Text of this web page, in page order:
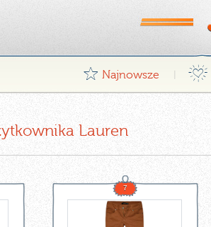
G Najnowsze ¤
Lauren
7